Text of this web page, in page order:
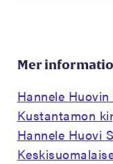
Mer
Hannele
Kustantamon
Hannele Huovi